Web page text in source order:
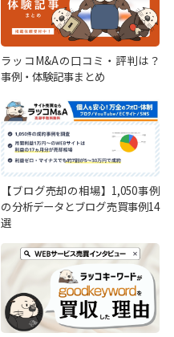
ラッコM&Aの口コミ・評判は？
事例・体験記事まとめ
【ブログ売却の相場】1,050事例
の分析データとブログ売買事例14
選